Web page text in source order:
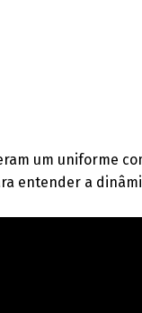
um uniforme
entender a